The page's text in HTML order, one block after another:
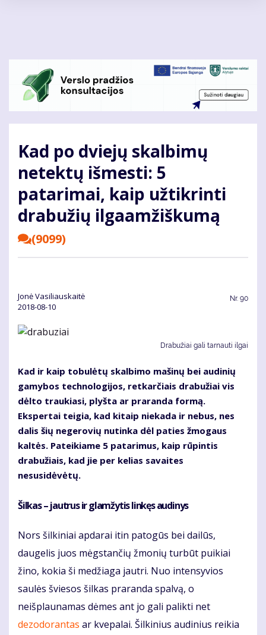
Kad po dviejų skalbimų
netektų išmesti: 5
patarimai, kaip užtikrinti
drabužių ilgaamžiškumą
(9099)
Jonė Vasiliauskaitė
2018-08-10
Nr. 90
Drabužiai gali tarnauti ilgai
Kad ir kaip tobulėtų skalbimo mašinų bei audinių
gamybos technologijos, retkarčiais drabužiai vis
dėlto traukiasi, plyšta ar praranda formą.
Ekspertai teigia, kad kitaip niekada ir nebus, nes
dalis šių negerovių nutinka dėl paties žmogaus
kaltės. Pateikiame 5 patarimus, kaip rūpintis
drabužiais, kad jie per kelias savaites
nesusidėvėtų.
Šilkas – jautrus ir glamžytis linkęs audinys
Nors šilkiniai apdarai itin patogūs bei dailūs,
daugelis juos mėgstančių žmonių turbūt puikiai
žino, kokia ši medžiaga jautri. Nuo intensyvios
saulės šviesos šilkas praranda spalvą, o
neišplaunamas dėmes ant jo gali palikti net
dezodorantas ar kvepalai. Šilkinius audinius reikia